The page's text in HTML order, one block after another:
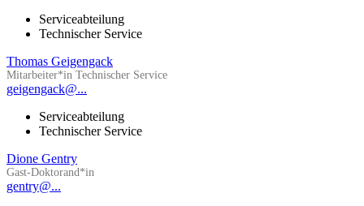
Serviceabteilung
Technischer Service
Thomas Geigengack
Mitarbeiter*in Technischer Service
geigengack@...
Serviceabteilung
Technischer Service
Dione Gentry
Gast-Doktorand*in
gentry@...